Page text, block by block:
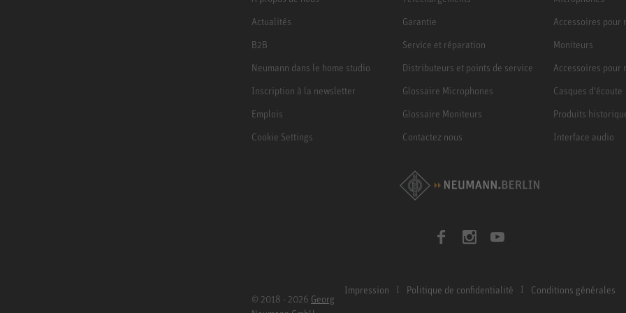
Actualités
B2B
Neumann dans le home studio
Inscription à la newsletter
Emplois
Cookie Settings
Garantie
Service et réparation
Distributeurs et points de service
Glossaire Microphones
Glossaire Moniteurs
Contactez nous
Accessoires pour
Moniteurs
Accessoires pour
Casques d'écoute
Produits
Interface audio
© 2018 - 2026 Georg
Impression Politique de confidentialité Conditions générales